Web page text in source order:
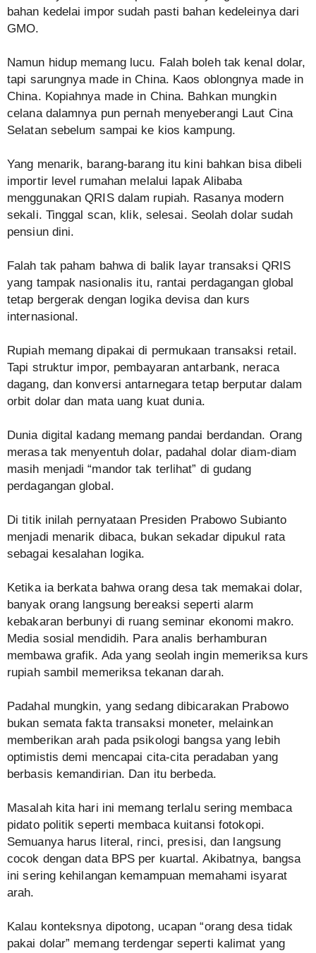
bahan kedelai impor sudah pasti bahan kedeleinya dari
GMO.
Namun hidup memang lucu. Falah boleh tak kenal dolar,
tapi sarungnya made in China. Kaos oblongnya made in
China. Kopiahnya made in China. Bahkan mungkin
celana dalamnya pun pernah menyeberangi Laut Cina
Selatan sebelum sampai ke kios kampung.
Yang menarik, barang-barang itu kini bahkan bisa dibeli
importir level rumahan melalui lapak Alibaba
menggunakan QRIS dalam rupiah. Rasanya modern
sekali. Tinggal scan, klik, selesai. Seolah dolar sudah
pensiun dini.
Falah tak paham bahwa di balik layar transaksi QRIS
yang tampak nasionalis itu, rantai perdagangan global
tetap bergerak dengan logika devisa dan kurs
internasional.
Rupiah memang dipakai di permukaan transaksi retail.
Tapi struktur impor, pembayaran antarbank, neraca
dagang, dan konversi antarnegara tetap berputar dalam
orbit dolar dan mata uang kuat dunia.
Dunia digital kadang memang pandai berdandan. Orang
merasa tak menyentuh dolar, padahal dolar diam-diam
masih menjadi “mandor tak terlihat” di gudang
perdagangan global.
Di titik inilah pernyataan Presiden Prabowo Subianto
menjadi menarik dibaca, bukan sekadar dipukul rata
sebagai kesalahan logika.
Ketika ia berkata bahwa orang desa tak memakai dolar,
banyak orang langsung bereaksi seperti alarm
kebakaran berbunyi di ruang seminar ekonomi makro.
Media sosial mendidih. Para analis berhamburan
membawa grafik. Ada yang seolah ingin memeriksa kurs
rupiah sambil memeriksa tekanan darah.
Padahal mungkin, yang sedang dibicarakan Prabowo
bukan semata fakta transaksi moneter, melainkan
memberikan arah pada psikologi bangsa yang lebih
optimistis demi mencapai cita-cita peradaban yang
berbasis kemandirian. Dan itu berbeda.
Masalah kita hari ini memang terlalu sering membaca
pidato politik seperti membaca kuitansi fotokopi.
Semuanya harus literal, rinci, presisi, dan langsung
cocok dengan data BPS per kuartal. Akibatnya, bangsa
ini sering kehilangan kemampuan memahami isyarat
arah.
Kalau konteksnya dipotong, ucapan “orang desa tidak
pakai dolar” memang terdengar seperti kalimat yang